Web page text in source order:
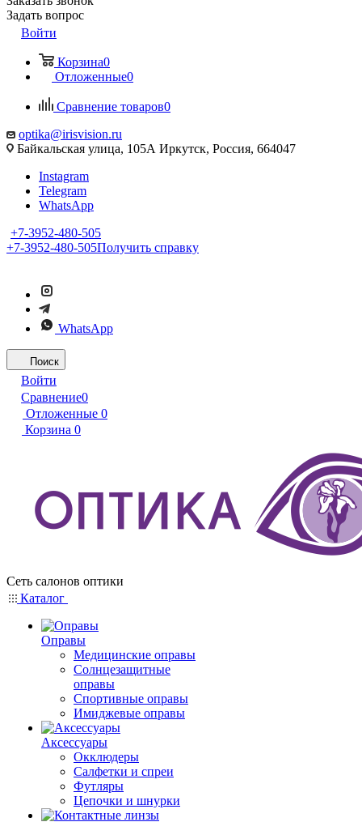
Задать вопрос
Войти
Корзина0
Отложенные0
Сравнение товаров0
optika@irisvision.ru
Байкальская улица, 105А Иркутск, Россия, 664047
Instagram
Telegram
WhatsApp
+7-3952-480-505
+7-3952-480-505Получить справку
WhatsApp
Поиск
Войти
Сравнение0
Отложенные 0
Корзина 0
Сеть салонов оптики
Каталог
Оправы
Медицинские оправы
Солнцезащитные
оправы
Спортивные оправы
Имиджевые оправы
Аксессуары
Окклюдеры
Салфетки и спреи
Футляры
Цепочки и шнурки